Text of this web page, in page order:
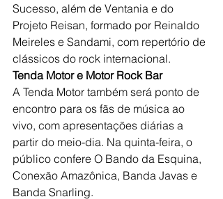
Sucesso, além de Ventania e do
Projeto Reisan, formado por Reinaldo
Meireles e Sandami, com repertório de
clássicos do rock internacional.
Tenda Motor e Motor Rock Bar
A Tenda Motor também será ponto de
encontro para os fãs de música ao
vivo, com apresentações diárias a
partir do meio-dia. Na quinta-feira, o
público confere O Bando da Esquina,
Conexão Amazônica, Banda Javas e
Banda Snarling.